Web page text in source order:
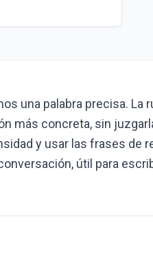
una palabra precisa. La
más concreta, sin
y usar las frases de
útil para